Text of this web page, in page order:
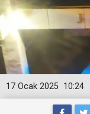
10:24
17 Ocak 2025